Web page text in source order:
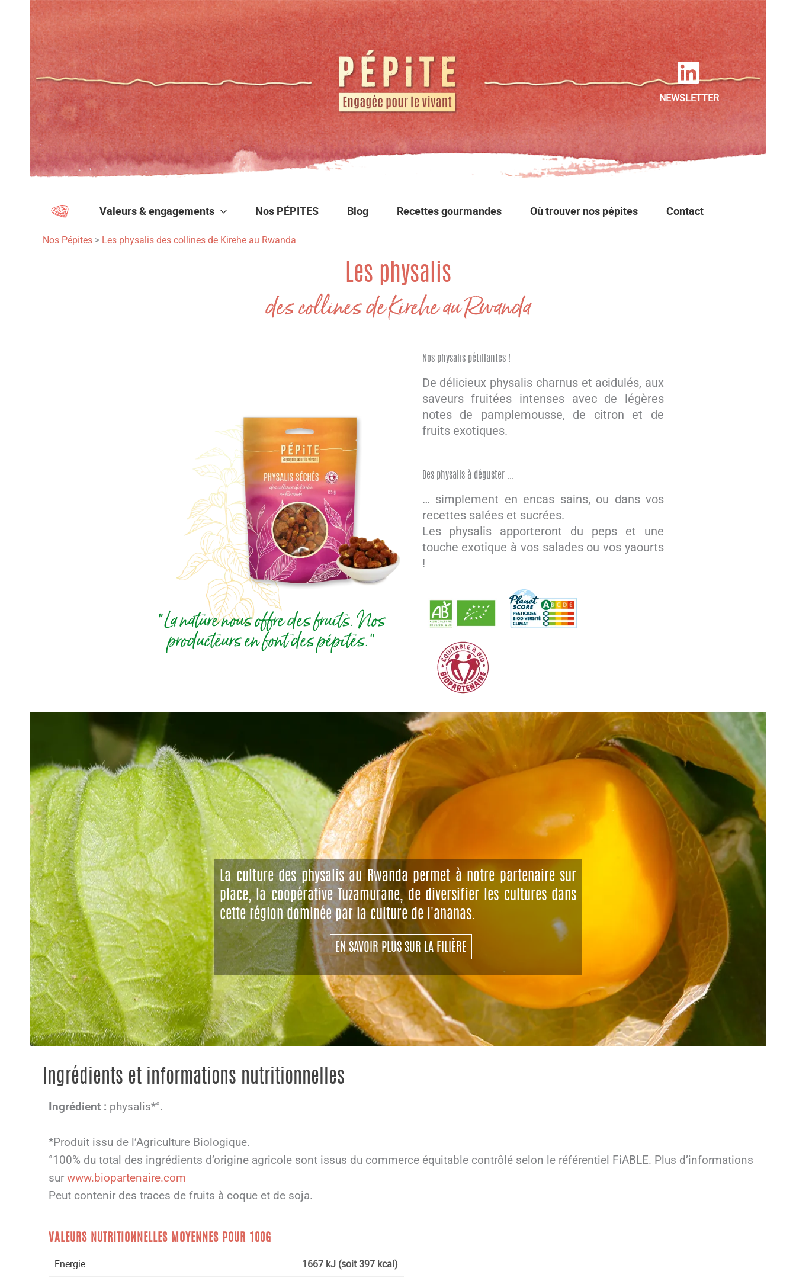
Aller
au
contenu
NEWSLETTER
Valeurs & engagements Nos PÉPITES Blog Recettes gourmandes Où trouver nos pépites Contact
Nos Pépites > Les physalis des collines de Kirehe au Rwanda
Les physalis
des collines de Kirehe au Rwanda
“La nature nous offre des fruits. Nos
producteurs en font des pépites.”
Nos physalis pétillantes !
De délicieux physalis charnus et acidulés, aux
saveurs fruitées intenses avec de légères
notes de pamplemousse, de citron et de
fruits exotiques.
Des physalis à déguster ...
… simplement en encas sains, ou dans vos
recettes salées et sucrées.
Les physalis apporteront du peps et une
touche exotique à vos salades ou vos yaourts
!
La culture des physalis au Rwanda permet à notre partenaire sur
place, la coopérative Tuzamurane, de diversifier les cultures dans
cette région dominée par la culture de l'ananas.
EN SAVOIR PLUS SUR LA FILIÈRE
Ingrédients et informations nutritionnelles
Ingrédient : physalis*°.
*Produit issu de l’Agriculture Biologique.
°100% du total des ingrédients d’origine agricole sont issus du commerce équitable contrôlé selon le référentiel FiABLE. Plus d’informations
sur www.biopartenaire.com
Peut contenir des traces de fruits à coque et de soja.
VALEURS NUTRITIONNELLES MOYENNES POUR 100G
Energie
1667 kJ (soit 397 kcal)